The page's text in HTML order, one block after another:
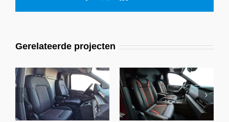
Gerelateerde projecten
Volkswagen T7, Alba
Buffalino Leder
Zwart
Volkswagen Caddy,
Alba Buffalino Leder
Zwart en Rood